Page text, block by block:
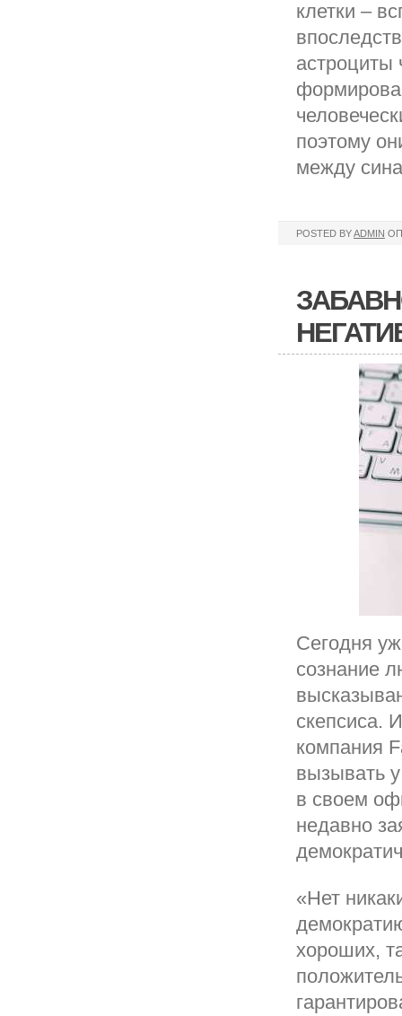
клетки –
астроциты
поэтому
между
POSTED BYADMIN
Сегодня
сознание
скепсиса.
компания
вызывать
в своем
недавно
«Нет
хороших,